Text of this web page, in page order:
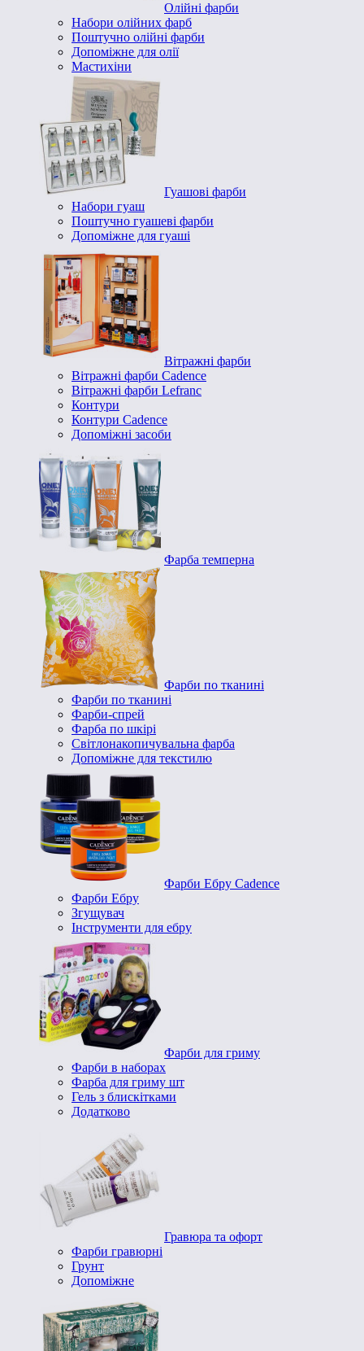
Олійні фарби
Набори олійних фарб
Поштучно олійні фарби
Допоміжне для олії
Мастихіни
Гуашові фарби
Набори гуаш
Поштучно гуашеві фарби
Допоміжне для гуаші
Вітражні фарби
Вітражні фарби Cadence
Вітражні фарби Lefranc
Контури
Контури Cadence
Допоміжні засоби
Фарба темперна
Фарби по тканині
Фарби по тканині
Фарби-спрей
Фарба по шкірі
Світлонакопичувальна фарба
Допоміжне для текстилю
Фарби Ебру Cadence
Фарби Ебру
Згущувач
Інструменти для ебру
Фарби для гриму
Фарби в наборах
Фарба для гриму шт
Гель з блискітками
Додатково
Гравюра та офорт
Фарби гравюрні
Грунт
Допоміжне